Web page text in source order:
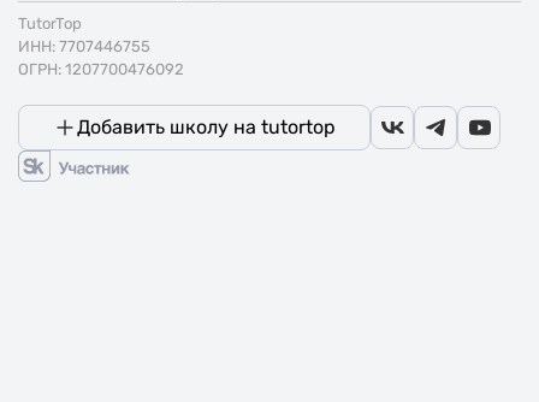
TutorTop
ИНН: 7707446755
ОГРН: 1207700476092
Добавить школу на tutortop